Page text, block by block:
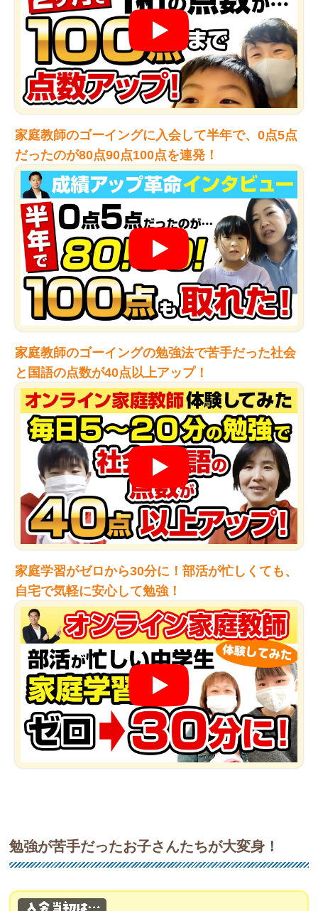
家庭教師のゴーイングに入会して半年で、0点5点
だったのが80点90点100点を連発！
家庭教師のゴーイングの勉強法で苦手だった社会
と国語の点数が40点以上アップ！
家庭学習がゼロから30分に！部活が忙しくても、
自宅で気軽に安心して勉強！
勉強が苦手だったお子さんたちが大変身！